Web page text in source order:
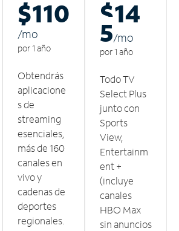
$110
/mo
por 1 año
Obtendrás
aplicacione
s de
streaming
esenciales,
más de 160
canales en
vivo y
cadenas de
deportes
regionales.
$14
5/mo
por 1 año
Todo TV
Select Plus
junto con
Sports
View,
Entertainm
ent +
(incluye
canales
HBO Max
sin anuncios